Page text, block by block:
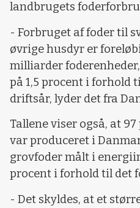
landbrugets
- Forbruget af foder til
øvrige husdyr er
milliarder
på 1,5 procent i forhold
driftsår, lyder det fra
Tallene viser også, at
var produceret i
grovfoder målt i
procent i forhold til det
- Det skyldes, at et